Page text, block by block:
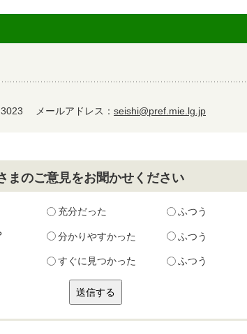
3023 メールアドレス： seishi@pref.mie.lg.jp
まのご意見をお聞かせください
充分だった ふつう
分かりやすかった ふつう
すぐに見つかった ふつう